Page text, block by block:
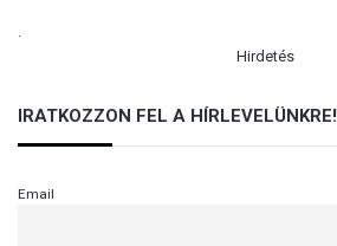
Hirdetés
IRATKOZZON FEL A HÍRLEVELÜNKRE!
Email